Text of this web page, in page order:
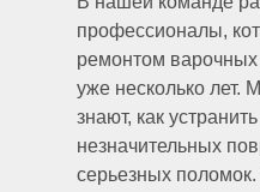
профессионалы,
ремонтом варочных
уже несколько лет.
знают, как
незначительных
серьезных